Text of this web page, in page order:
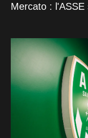
Mercato :